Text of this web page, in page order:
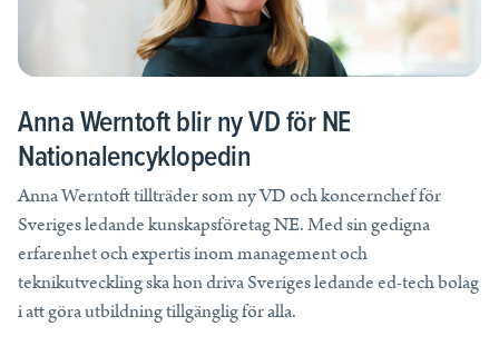
Anna Werntoft blir ny VD för NE
Nationalencyklopedin
Anna Werntoft tillträder som ny VD och koncernchef för
Sveriges ledande kunskapsföretag NE. Med sin gedigna
erfarenhet och expertis inom management och
teknikutveckling ska hon driva Sveriges ledande ed-tech bolag
i att göra utbildning tillgänglig för alla.